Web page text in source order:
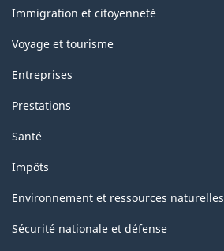
sujets
Immigration et citoyenneté
Voyage et tourisme
Entreprises
Prestations
Santé
Impôts
Environnement et ressources naturelles
Sécurité nationale et défense